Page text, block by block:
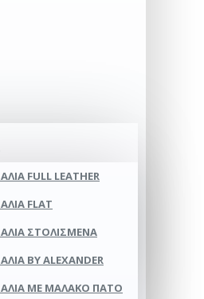
FULL LEATHER
FLAT
ΣΤΟΛΙΣΜΈΝΑ
BY ALEXANDER
ΜΕ ΜΑΛΑΚΌ ΠΆΤΟ